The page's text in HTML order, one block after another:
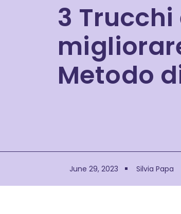
3
Metodo
June 29, 2023 Silvia Papa